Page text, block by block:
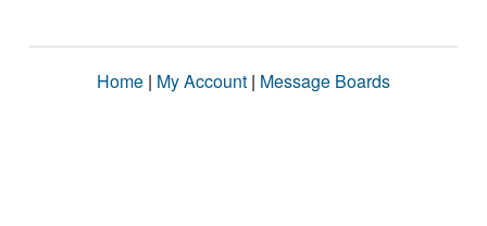
Home | My Account | Message Boards